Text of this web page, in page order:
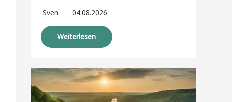
Sven 04.08.2026
Weiterlesen